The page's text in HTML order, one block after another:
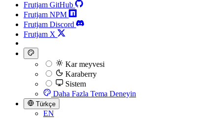
Frutjam GitHub
Frutjam NPM
Frutjam Discord
Frutjam X
Kar meyvesi
Karaberry
Sistem
Daha Fazla Tema Deneyin
Türkçe
EN